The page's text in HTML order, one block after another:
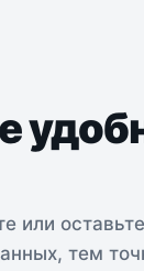
или
тем